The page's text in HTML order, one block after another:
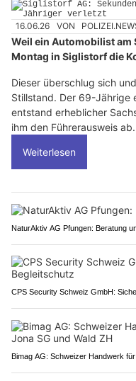
16.06.26 VON
Weil ein Automobilist am
Montag in Siglistorf die
Dieser überschlug sich
Stillstand. Der 69-Jährige
entstand erheblicher
ihm den Führerausweis ab.
Weiterlesen
NaturAktiv AG Pfungen: Beratung
CPS Security Schweiz GmbH:
Bimag AG: Schweizer Handwerk